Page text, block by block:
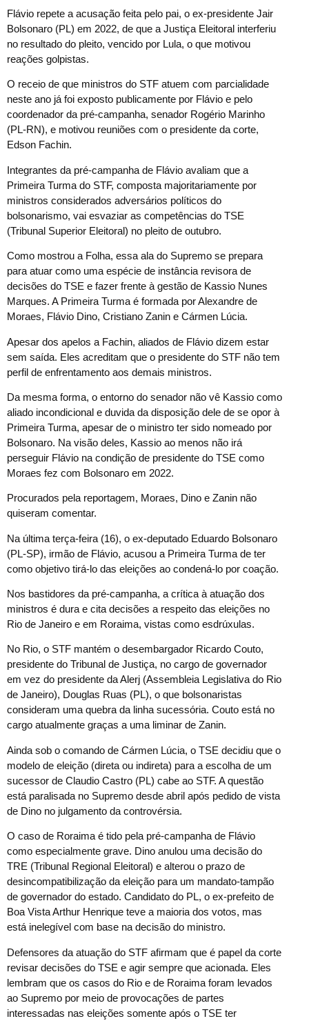
Flávio repete a acusação feita pelo pai, o ex-presidente Jair
Bolsonaro (PL) em 2022, de que a Justiça Eleitoral interferiu
no resultado do pleito, vencido por Lula, o que motivou
reações golpistas.
O receio de que ministros do STF atuem com parcialidade
neste ano já foi exposto publicamente por Flávio e pelo
coordenador da pré-campanha, senador Rogério Marinho
(PL-RN), e motivou reuniões com o presidente da corte,
Edson Fachin.
Integrantes da pré-campanha de Flávio avaliam que a
Primeira Turma do STF, composta majoritariamente por
ministros considerados adversários políticos do
bolsonarismo, vai esvaziar as competências do TSE
(Tribunal Superior Eleitoral) no pleito de outubro.
Como mostrou a Folha, essa ala do Supremo se prepara
para atuar como uma espécie de instância revisora de
decisões do TSE e fazer frente à gestão de Kassio Nunes
Marques. A Primeira Turma é formada por Alexandre de
Moraes, Flávio Dino, Cristiano Zanin e Cármen Lúcia.
Apesar dos apelos a Fachin, aliados de Flávio dizem estar
sem saída. Eles acreditam que o presidente do STF não tem
perfil de enfrentamento aos demais ministros.
Da mesma forma, o entorno do senador não vê Kassio como
aliado incondicional e duvida da disposição dele de se opor à
Primeira Turma, apesar de o ministro ter sido nomeado por
Bolsonaro. Na visão deles, Kassio ao menos não irá
perseguir Flávio na condição de presidente do TSE como
Moraes fez com Bolsonaro em 2022.
Procurados pela reportagem, Moraes, Dino e Zanin não
quiseram comentar.
Na última terça-feira (16), o ex-deputado Eduardo Bolsonaro
(PL-SP), irmão de Flávio, acusou a Primeira Turma de ter
como objetivo tirá-lo das eleições ao condená-lo por coação.
Nos bastidores da pré-campanha, a crítica à atuação dos
ministros é dura e cita decisões a respeito das eleições no
Rio de Janeiro e em Roraima, vistas como esdrúxulas.
No Rio, o STF mantém o desembargador Ricardo Couto,
presidente do Tribunal de Justiça, no cargo de governador
em vez do presidente da Alerj (Assembleia Legislativa do Rio
de Janeiro), Douglas Ruas (PL), o que bolsonaristas
consideram uma quebra da linha sucessória. Couto está no
cargo atualmente graças a uma liminar de Zanin.
Ainda sob o comando de Cármen Lúcia, o TSE decidiu que o
modelo de eleição (direta ou indireta) para a escolha de um
sucessor de Claudio Castro (PL) cabe ao STF. A questão
está paralisada no Supremo desde abril após pedido de vista
de Dino no julgamento da controvérsia.
O caso de Roraima é tido pela pré-campanha de Flávio
como especialmente grave. Dino anulou uma decisão do
TRE (Tribunal Regional Eleitoral) e alterou o prazo de
desincompatibilização da eleição para um mandato-tampão
de governador do estado. Candidato do PL, o ex-prefeito de
Boa Vista Arthur Henrique teve a maioria dos votos, mas
está inelegível com base na decisão do ministro.
Defensores da atuação do STF afirmam que é papel da corte
revisar decisões do TSE e agir sempre que acionada. Eles
lembram que os casos do Rio e de Roraima foram levados
ao Supremo por meio de provocações de partes
interessadas nas eleições somente após o TSE ter